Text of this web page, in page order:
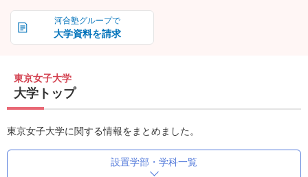
河合塾グループで
大学資料を請求
東京女子大学
大学トップ
東京女子大学に関する情報をまとめました。
設置学部・学科一覧